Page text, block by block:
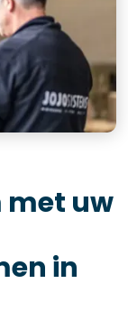
met uw
in